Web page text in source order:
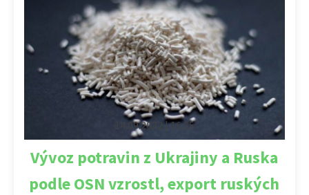
14.09.2022 | 16:35
Vývoz potravin z Ukrajiny a Ruska
podle OSN vzrostl, export ruských